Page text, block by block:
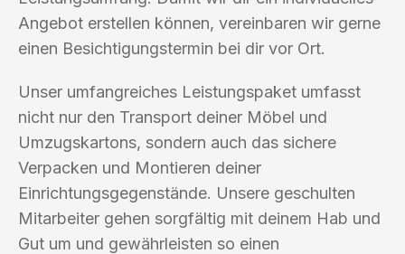
Angebot erstellen können, vereinbaren wir gerne
einen Besichtigungstermin bei dir vor Ort.
Unser umfangreiches Leistungspaket umfasst
nicht nur den Transport deiner Möbel und
Umzugskartons, sondern auch das sichere
Verpacken und Montieren deiner
Einrichtungsgegenstände. Unsere geschulten
Mitarbeiter gehen sorgfältig mit deinem Hab und
Gut um und gewährleisten so einen